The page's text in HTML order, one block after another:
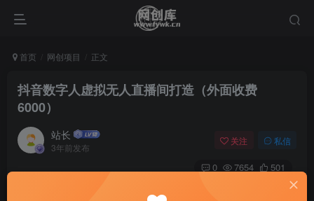
首页 网创项目 正文
抖音数字人虚拟无人直播间打造（外面收费
6000）
站长
3年前发布
关注 私信
0 7654 501